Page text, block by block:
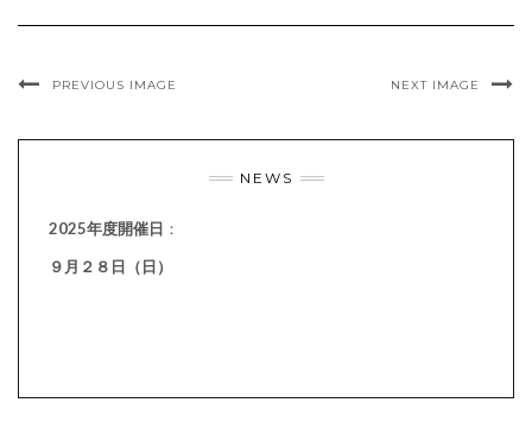
PREVIOUS IMAGE NEXT IMAGE
NEWS
2025年度開催日 ：
９月２８日（日）